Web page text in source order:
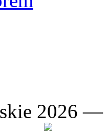
2026 —